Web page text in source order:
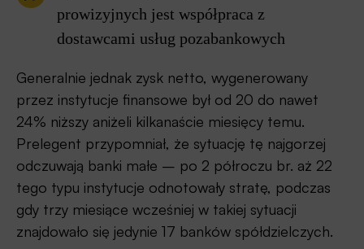
prowizyjnych jest współpraca z
dostawcami usług pozabankowych
Generalnie jednak zysk netto, wygenerowany
przez instytucje finansowe był od 20 do nawet
24% niższy aniżeli kilkanaście miesięcy temu.
Prelegent przypomniał, że sytuację tę najgorzej
odczuwają banki małe – po 2 półroczu br. aż 22
tego typu instytucje odnotowały stratę, podczas
gdy trzy miesiące wcześniej w takiej sytuacji
znajdowało się jedynie 17 banków spółdzielczych.